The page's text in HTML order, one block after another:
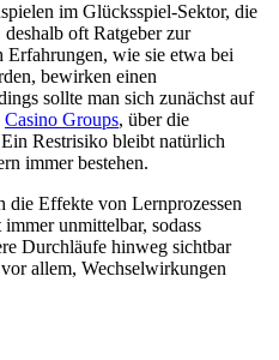
im Glücksspiel-Sektor, die
oft Ratgeber zur
Erfahrungen, wie sie etwa bei
bewirken einen
sollte man sich zunächst auf
Casino Groups, über die
Restrisiko bleibt natürlich
immer bestehen.
die Effekte von Lernprozessen
unmittelbar, sodass
Durchläufe hinweg sichtbar
allem, Wechselwirkungen